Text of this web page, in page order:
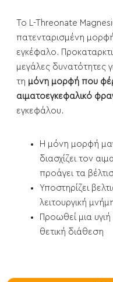
Το L-Threonate
πατενταρισμένη
εγκέφαλο.
μεγάλες δυνατότητες
τη μόνη μορφή που
αιματοεγκεφαλικό
εγκεφάλου.
Η μόνη μορφή
διασχίζει τον
προάγει τα
Υποστηρίζει
λειτουργική
Προωθεί μια
θετική διάθεση